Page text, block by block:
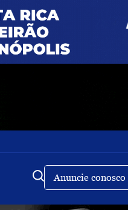
Anuncie conosco